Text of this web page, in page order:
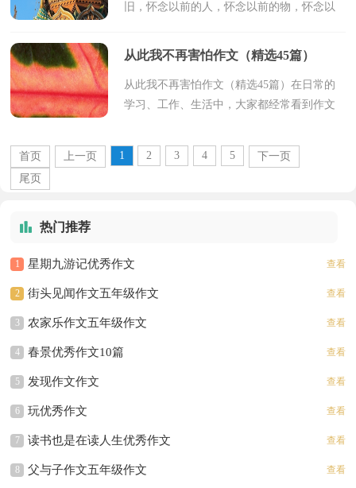
旧，怀念以前的人，怀念以前的物，怀念以
候……”在面对新事物时，有些人欣然接受，
从此我不再害怕作文（精选45篇）
从此我不再害怕作文（精选45篇）在日常的
学习、工作、生活中，大家都经常看到作文
的言语活动。一篇什么样的作文才能称之为
优秀作文呢？以下是...
首页 上一页 1 2 3 4 5
下一页
尾页
热门推荐
1 星期九游记优秀作文 查看
2 街头见闻作文五年级作文 查看
3 农家乐作文五年级作文 查看
4 春景优秀作文10篇 查看
5 发现作文作文 查看
6 玩优秀作文 查看
7 读书也是在读人生优秀作文 查看
8 父与子作文五年级作文 查看